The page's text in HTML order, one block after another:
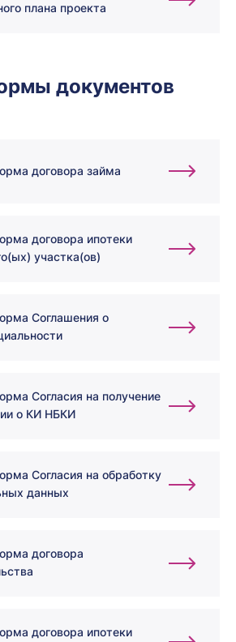
плана проекта
документов
договора займа
договора ипотеки
участка(ов)
Соглашения о
Согласия на получение
о КИ НБКИ
Согласия на обработку
данных
договора
договора ипотеки